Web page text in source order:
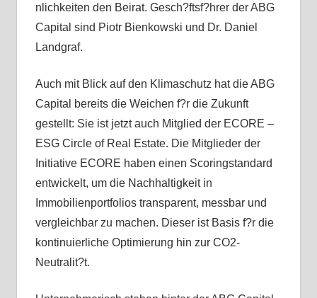
nlichkeiten den Beirat. Gesch?ftsf?hrer der ABG
Capital sind Piotr Bienkowski und Dr. Daniel
Landgraf.
Auch mit Blick auf den Klimaschutz hat die ABG
Capital bereits die Weichen f?r die Zukunft
gestellt: Sie ist jetzt auch Mitglied der ECORE –
ESG Circle of Real Estate. Die Mitglieder der
Initiative ECORE haben einen Scoringstandard
entwickelt, um die Nachhaltigkeit in
Immobilienportfolios transparent, messbar und
vergleichbar zu machen. Dieser ist Basis f?r die
kontinuierliche Optimierung hin zur CO2-
Neutralit?t.